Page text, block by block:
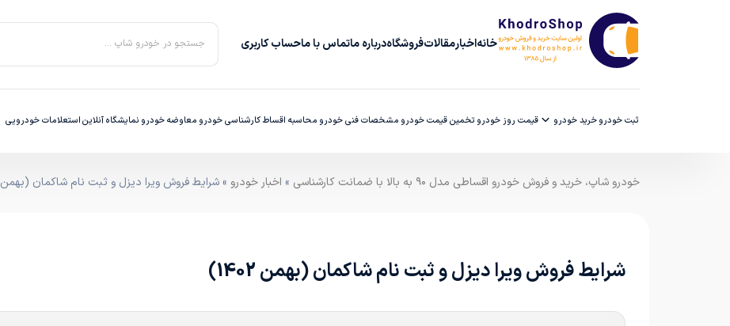
خانهاخبارمقالاتفروشگاهدرباره‌ ماتماس با ماحساب کاربری جستجو در خودرو شاپ ...
ثبت خودروخرید خودرو قیمت روز خودرو تخمین قیمت خودرو مشخصات فنی خودرو محاسبه اقساطکارشناسی خودرو معاوضه خودرو نمایشگاه آنلایناستعلامات خودرویی
خودرو شاپ، خرید و فروش خودرو اقساطی مدل ۹۰ به بالا با ضمانت کارشناسی » اخبار خودرو » شرایط فروش ویرا دیزل و ثبت نام شاکمان (بهمن 1402)
شرایط فروش ویرا دیزل و ثبت نام شاکمان (بهمن 1402)